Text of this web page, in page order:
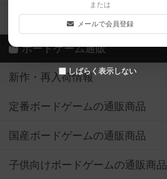
または
メールで会員登録
しばらく表示しない
ボドゲーマご利用案内
ボードゲーム通販
新作・再入荷情報
定番ボードゲームの通販商品
国産ボードゲームの通販商品
子供向けボードゲームの通販商品